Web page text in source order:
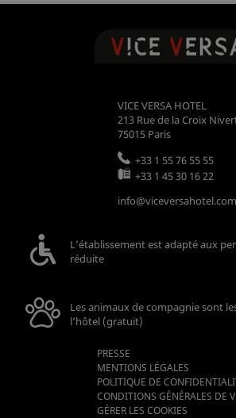
VICE VERSA HOTEL
213 Rue de la Croix
75015 Paris
+33 1 55 76 55 55
+33 1 45 30 16 22
info@viceversahotel.com
L’établissement est adapté aux
réduite
Les animaux de compagnie sont
l’hôtel (gratuit)
PRESSE
MENTIONS LÉGALES
POLITIQUE DE
CONDITIONS GÉNÉRALES DE
GÉRER LES COOKIES